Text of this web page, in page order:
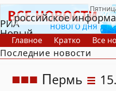
РИА
Новый
День
российское
Главное Кратко Все
В России
В мире
Последние новости
Пермь